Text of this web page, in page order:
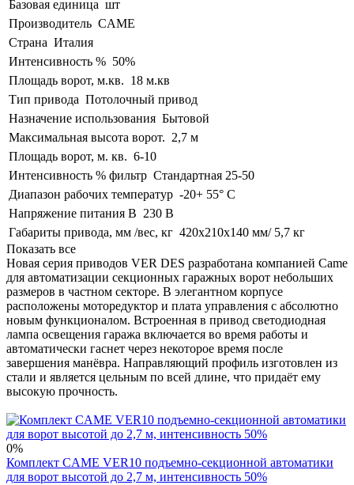
Базовая единица шт
Производитель CAME
Страна Италия
Интенсивность % 50%
Площадь ворот, м.кв. 18 м.кв
Тип привода Потолочный привод
Назначение использования Бытовой
Максимальная высота ворот. 2,7 м
Площадь ворот, м. кв. 6-10
Интенсивность % фильтр Стандартная 25-50
Диапазон рабочих температур -20+ 55° C
Напряжение питания В 230 В
Габариты привода, мм /вес, кг 420х210х140 мм/ 5,7 кг
Показать все
Новая серия приводов VER DES разработана компанией Came
для автоматизации секционных гаражных ворот небольших
размеров в частном секторе. В элегантном корпусе
расположены моторедуктор и плата управления с абсолютно
новым функционалом. Встроенная в привод светодиодная
лампа освещения гаража включается во время работы и
автоматически гаснет через некоторое время после
завершения манёвра. Направляющий профиль изготовлен из
стали и является цельным по всей длине, что придаёт ему
высокую прочность.
0%
Комплект CAME VER10 подъемно-секционной автоматики
для ворот высотой до 2,7 м, интенсивность 50%